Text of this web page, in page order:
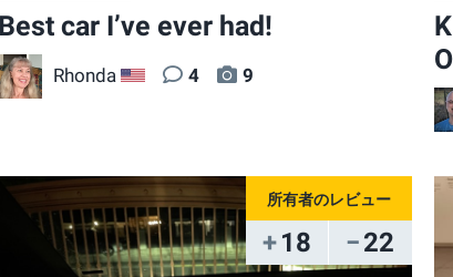
Best car I’ve ever had!
Rhonda US 4 9
18 22